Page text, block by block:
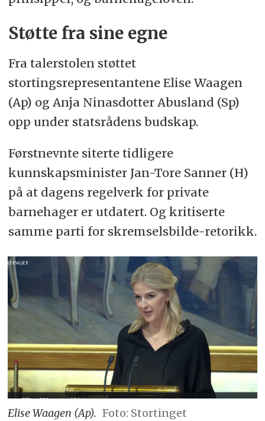
Støtte fra sine egne
Fra talerstolen støttet
stortingsrepresentantene Elise Waagen
(Ap) og Anja Ninasdotter Abusland (Sp)
opp under statsrådens budskap.
Førstnevnte siterte tidligere
kunnskapsminister Jan-Tore Sanner (H)
på at dagens regelverk for private
barnehager er utdatert. Og kritiserte
samme parti for skremselsbilde-retorikk.
Elise Waagen (Ap). Foto: Stortinget